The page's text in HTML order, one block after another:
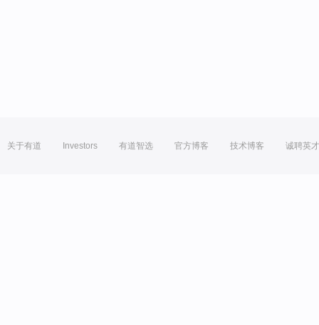
关于有道 Investors 有道智选 官方博客 技术博客 诚聘英才